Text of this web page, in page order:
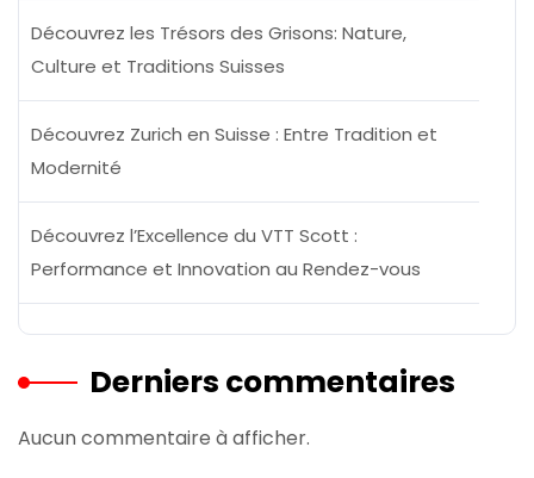
Découvrez les Trésors des Grisons: Nature,
Culture et Traditions Suisses
Découvrez Zurich en Suisse : Entre Tradition et
Modernité
Découvrez l’Excellence du VTT Scott :
Performance et Innovation au Rendez-vous
Derniers commentaires
Aucun commentaire à afficher.